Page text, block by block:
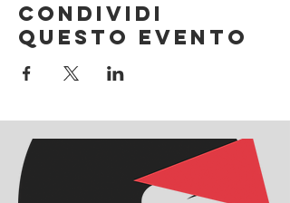
Condividi
questo evento